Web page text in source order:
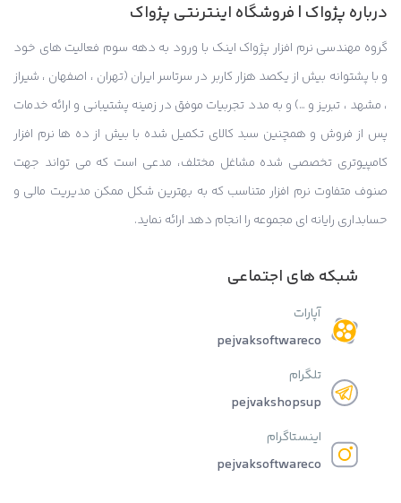
درباره پژواک | فروشگاه اینترنتی پژواک
گروه مهندسی نرم افزار پژواک اینک با ورود به دهه سوم فعالیت های خود
و با پشتوانه بیش از یکصد هزار کاربر در سرتاسر ایران (تهران ، اصفهان ، شیراز
، مشهد ، تبریز و …) و به مدد تجربیات موفق در زمینه پشتیبانی و ارائه خدمات
پس از فروش و همچنین سبد کالای تکمیل شده با بیش از ده ها نرم افزار
کامپیوتری تخصصی شده مشاغل مختلف، مدعی است که می تواند جهت
صنوف متفاوت نرم افزار متناسب که به بهترین شکل ممکن مدیریت مالی و
حسابداری رایانه ای مجموعه را انجام دهد ارائه نماید.
شبکه های اجتماعی
آپارات
pejvaksoftwareco
تلگرام
pejvakshopsup
اینستاگرام
pejvaksoftwareco